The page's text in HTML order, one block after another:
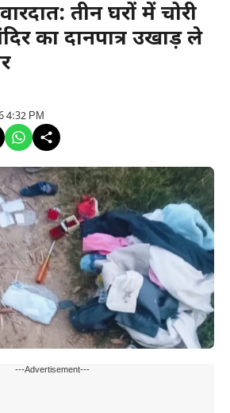
तीन घरों में चोरी
का दानपात्र उखाड़ ले
4:32 PM
---Advertisement---